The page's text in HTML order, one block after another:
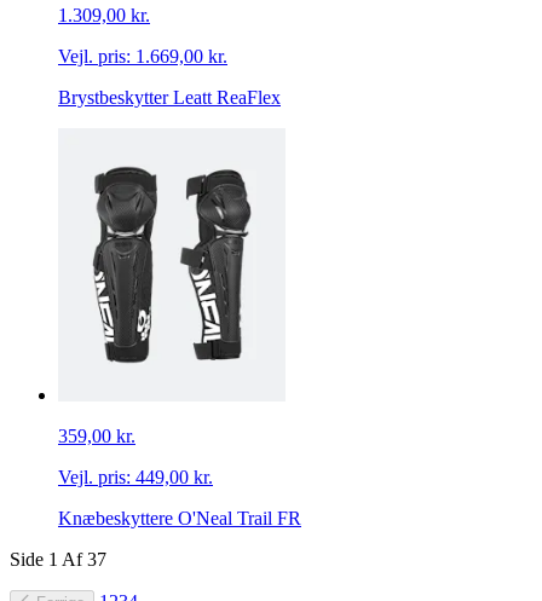
1.309,00 kr.
Vejl. pris: 1.669,00 kr.
Brystbeskytter Leatt ReaFlex
359,00 kr.
Vejl. pris: 449,00 kr.
Knæbeskyttere O'Neal Trail FR
Side 1 Af37